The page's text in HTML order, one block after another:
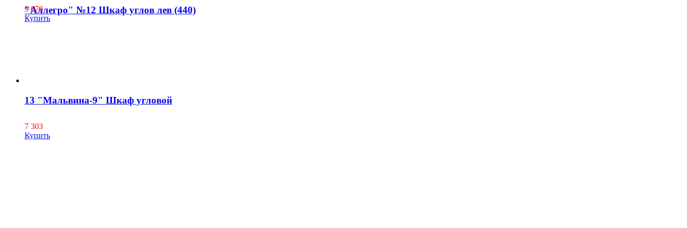
"Аллегро" №12 Шкаф углов лев (440)
9 678
Купить
13 "Мальвина-9" Шкаф угловой
7 303
Купить